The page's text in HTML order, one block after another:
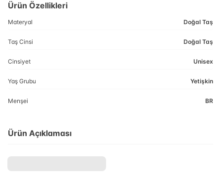
Ürün Özellikleri
Materyal Doğal Taş
Taş Cinsi Doğal Taş
Cinsiyet Unisex
Yaş Grubu Yetişkin
Menşei BR
Ürün Açıklaması